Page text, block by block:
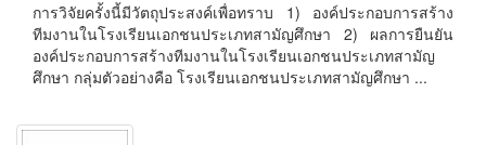
การวิจัยครั้งนี้มีวัตถุประสงค์เพื่อทราบ 1) องค์ประกอบการสร้าง
ทีมงานในโรงเรียนเอกชนประเภทสามัญศึกษา 2) ผลการยืนยัน
องค์ประกอบการสร้างทีมงานในโรงเรียนเอกชนประเภทสามัญ
ศึกษา กลุ่มตัวอย่างคือ โรงเรียนเอกชนประเภทสามัญศึกษา ...